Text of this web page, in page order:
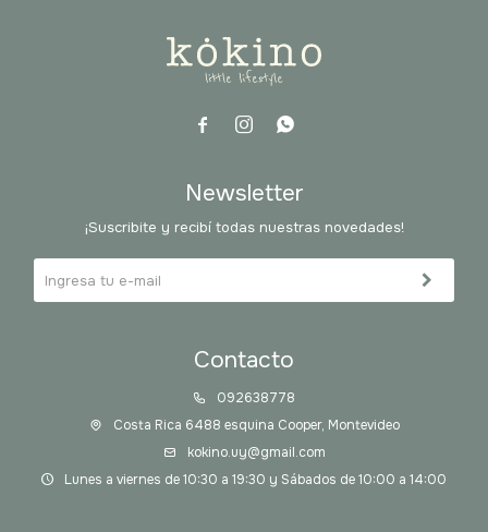
  
Contacto
092638778
Costa Rica 6488 esquina Cooper, Montevideo
kokino.uy@gmail.com
Lunes a viernes de 10:30 a 19:30 y Sábados de 10:00 a 14:00
Newsletter
¡Suscribite y recibí todas nuestras novedades!